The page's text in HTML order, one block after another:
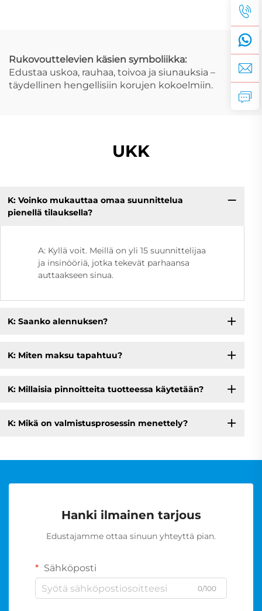
Rukovouttelevien käsien symboliikka:
Edustaa uskoa, rauhaa, toivoa ja siunauksia –
täydellinen hengellisiin korujen kokoelmiin.
UKK
K: Voinko mukauttaa omaa suunnittelua
pienellä tilauksella?
A: Kyllä voit. Meillä on yli 15 suunnittelijaa
ja insinööriä, jotka tekevät parhaansa
auttaakseen sinua.
K: Saanko alennuksen?
K: Miten maksu tapahtuu?
K: Millaisia pinnoitteita tuotteessa käytetään?
K: Mikä on valmistusprosessin menettely?
Hanki ilmainen tarjous
Edustajamme ottaa sinuun yhteyttä pian.
Sähköposti
0/100